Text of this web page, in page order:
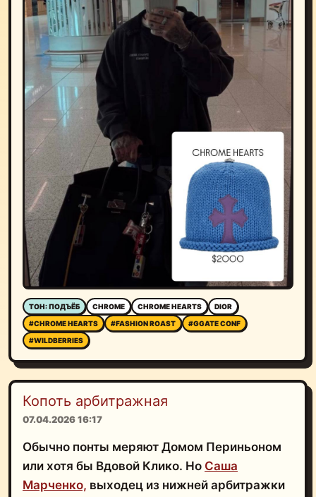
ТОН: ПОДЪЁБ CHROME CHROME HEARTS
DIOR
#CHROME HEARTS
#FASHION ROAST
#GGATE CONF
#WILDBERRIES
Копоть арбитражная
07.04.2026 16:17
Обычно понты меряют Домом Периньоном
или хотя бы Вдовой Клико. Но Саша
Марченко, выходец из нижней арбитражки